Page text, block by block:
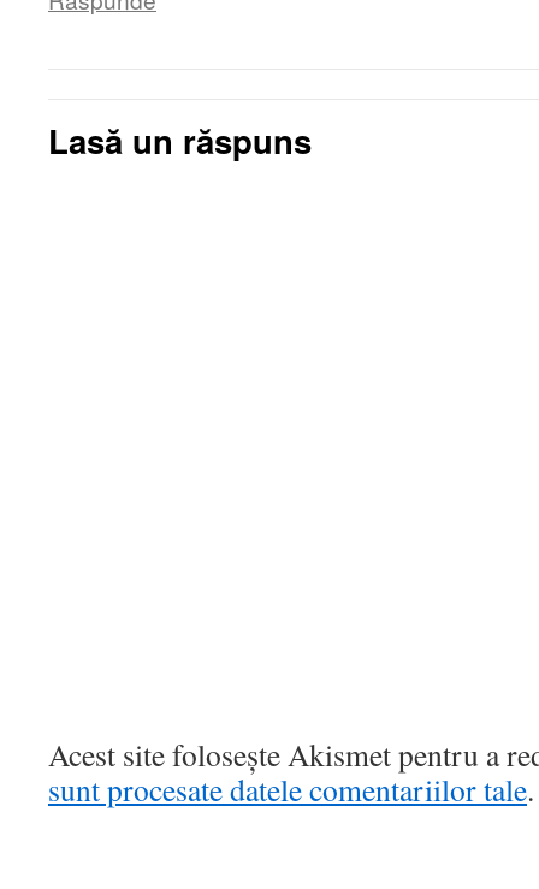
Lasă un răspuns
Acest site folosește Akismet pentru a
sunt procesate datele comentariilor tale.